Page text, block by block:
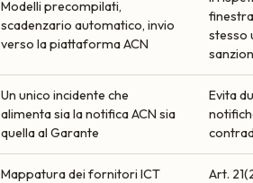
Modelli precompilati,
scadenzario automatico, invio
verso la piattaforma ACN
stesso
Un unico incidente che
alimenta sia la notifica ACN sia
quella al Garante
Evita
Mappatura dei fornitori ICT
Art.